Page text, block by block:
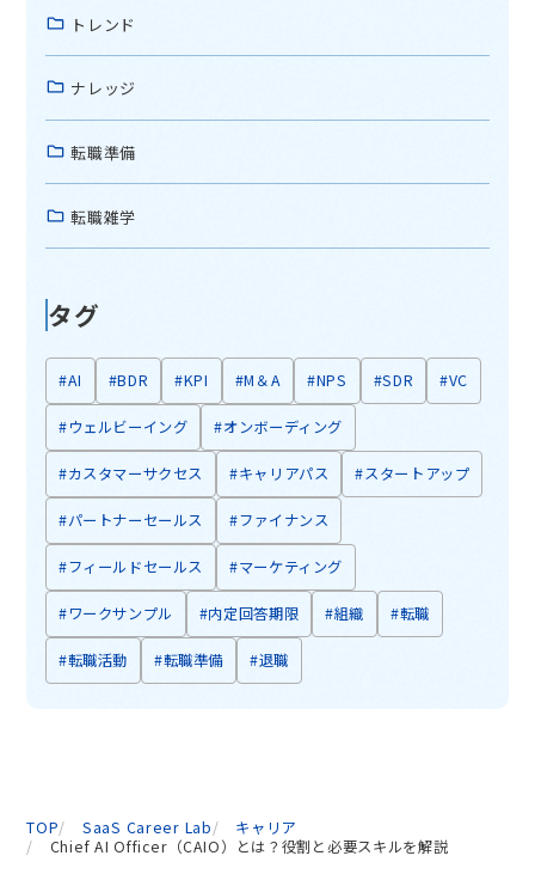
トレンド
ナレッジ
転職準備
転職雑学
タグ
#AI #BDR #KPI #M＆A #NPS #SDR #VC
#ウェルビーイング #オンボーディング
#カスタマーサクセス #キャリアパス #スタートアップ
#パートナーセールス #ファイナンス
#フィールドセールス #マーケティング
#ワークサンプル #内定回答期限 #組織 #転職
#転職活動 #転職準備 #退職
TOP SaaS Career Lab
キャリア
Chief AI Officer（CAIO）とは？役割と必要スキルを解説